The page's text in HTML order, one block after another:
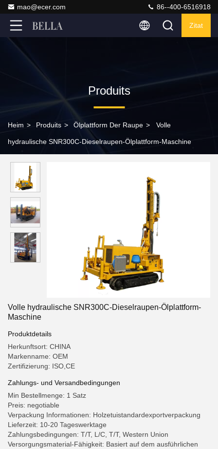
mao@ecer.com 86--400-6516918
Zitat
Produits
Heim > Produits > Ölplattform Der Raupe > Volle
hydraulische SNR300C-Dieselraupen-Ölplattform-Maschine
Volle hydraulische SNR300C-Dieselraupen-Ölplattform-
Maschine
Produktdetails
Herkunftsort: CHINA
Markenname: OEM
Zertifizierung: ISO,CE
Zahlungs- und Versandbedingungen
Min Bestellmenge: 1 Satz
Preis: negotiable
Verpackung Informationen: Holzetuistandardexportverpackung
Lieferzeit: 10-20 Tageswerktage
Zahlungsbedingungen: T/T, L/C, T/T, Western Union
Versorgungsmaterial-Fähigkeit: Basiert auf dem ausführlichen